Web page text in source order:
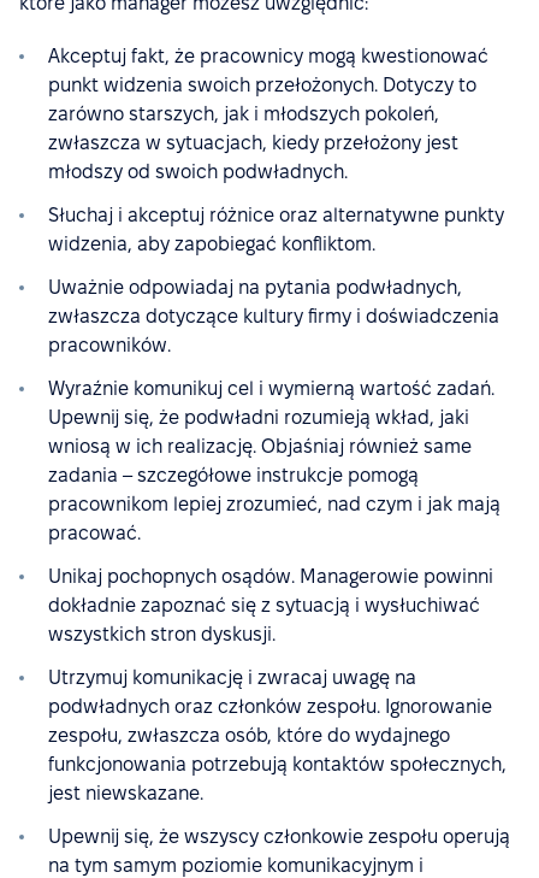
Akceptuj fakt, że pracownicy mogą kwestionować
punkt widzenia swoich przełożonych. Dotyczy to
zarówno starszych, jak i młodszych pokoleń,
zwłaszcza w sytuacjach, kiedy przełożony jest
młodszy od swoich podwładnych.
Słuchaj i akceptuj różnice oraz alternatywne punkty
widzenia, aby zapobiegać konfliktom.
Uważnie odpowiadaj na pytania podwładnych,
zwłaszcza dotyczące kultury firmy i doświadczenia
pracowników.
Wyraźnie komunikuj cel i wymierną wartość zadań.
Upewnij się, że podwładni rozumieją wkład, jaki
wniosą w ich realizację. Objaśniaj również same
zadania – szczegółowe instrukcje pomogą
pracownikom lepiej zrozumieć, nad czym i jak mają
pracować.
Unikaj pochopnych osądów. Managerowie powinni
dokładnie zapoznać się z sytuacją i wysłuchiwać
wszystkich stron dyskusji.
Utrzymuj komunikację i zwracaj uwagę na
podwładnych oraz członków zespołu. Ignorowanie
zespołu, zwłaszcza osób, które do wydajnego
funkcjonowania potrzebują kontaktów społecznych,
jest niewskazane.
Upewnij się, że wszyscy członkowie zespołu operują
na tym samym poziomie komunikacyjnym i